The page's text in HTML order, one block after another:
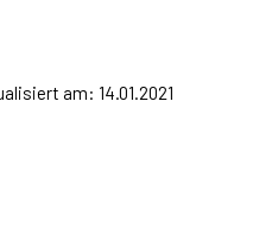
am: 14.01.2021